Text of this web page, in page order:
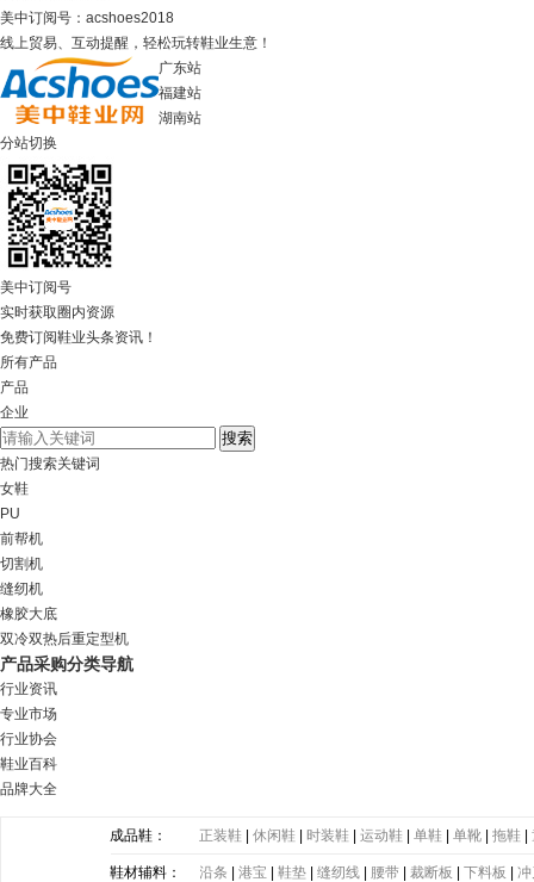
美中订阅号：acshoes2018
线上贸易、互动提醒，轻松玩转鞋业生意！
广东站
福建站
湖南站
分站切换
美中订阅号
实时获取圈内资源
免费订阅鞋业头条资讯！
所有产品
产品
企业
热门搜索关键词
女鞋
PU
前帮机
切割机
缝纫机
橡胶大底
双冷双热后重定型机
产品采购分类导航
行业资讯
专业市场
行业协会
鞋业百科
品牌大全
成品鞋： 正装鞋 |休闲鞋 时装鞋 |运动鞋 |单鞋 |单靴 |拖鞋 |
鞋材辅料： 沿条 |港宝 |鞋垫 |缝纫线 腰带 |裁断板 |下料板 |